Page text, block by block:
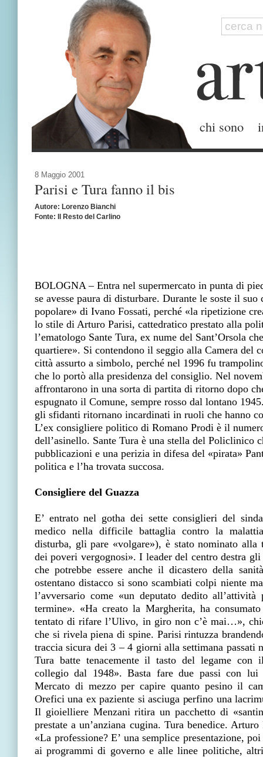
chi sono
8 Maggio 2001
Parisi e Tura fanno il bis
Autore: Lorenzo Bianchi
Fonte: Il Resto del Carlino
BOLOGNA – Entra nel supermercato in punta di
se avesse paura di disturbare. Durante le soste il suo
popolare» di Ivano Fossati, perché «la ripetizione
lo stile di Arturo Parisi, cattedratico prestato alla
l’ematologo Sante Tura, ex nume del Sant’Orsola
quartiere». Si contendono il seggio alla Camera del
città assurto a simbolo, perché nel 1996 fu
che lo portò alla presidenza del consiglio. Nel
affrontarono in una sorta di partita di ritorno dopo
espugnato il Comune, sempre rosso dal lontano
gli sfidanti ritornano incardinati in ruoli che hanno
L’ex consigliere politico di Romano Prodi è il
dell’asinello. Sante Tura è una stella del Policlinico
pubblicazioni e una perizia in difesa del «pirata»
politica e l’ha trovata succosa.
Consigliere del Guazza
E’ entrato nel gotha dei sette consiglieri del
medico nella difficile battaglia contro la
disturba, gli pare «volgare»), è stato nominato alla
dei poveri vergognosi». I leader del centro destra
che potrebbe essere anche il dicastero della
ostentano distacco si sono scambiati colpi niente
l’avversario come «un deputato dedito
termine». «Ha creato la Margherita, ha
tentato di rifare l’Ulivo, in giro non c’è mai…»,
che si rivela piena di spine. Parisi rintuzza
traccia sicura dei 3 – 4 giorni alla settimana passati
Tura batte tenacemente il tasto del legame
collegio dal 1948». Basta fare due passi con
Mercato di mezzo per capire quanto pesino il
Orefici una ex paziente si asciuga perfino una
Il gioielliere Menzani ritira un pacchetto di
prestate a un’anziana cugina. Tura benedice.
«La professione? E’ una semplice presentazione,
ai programmi di governo e alle linee politiche,